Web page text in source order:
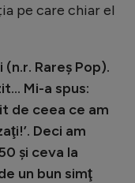
pe care chiar el
Rareş Pop).
Mi-a spus:
de ceea ce am
Deci am
şi ceva la
un bun simţ